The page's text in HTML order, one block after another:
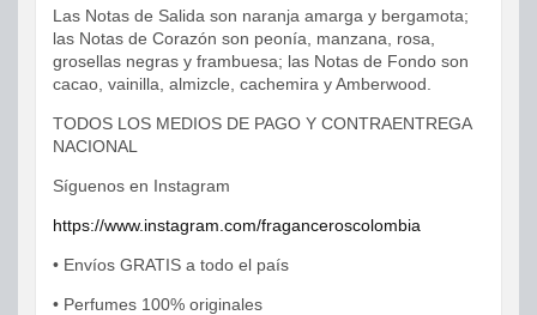
Las Notas de Salida son naranja amarga y bergamota;
las Notas de Corazón son peonía, manzana, rosa,
grosellas negras y frambuesa; las Notas de Fondo son
cacao, vainilla, almizcle, cachemira y Amberwood.
TODOS LOS MEDIOS DE PAGO Y CONTRAENTREGA
NACIONAL
Síguenos en Instagram
https://www.instagram.com/fraganceroscolombia
• Envíos GRATIS a todo el país
• Perfumes 100% originales